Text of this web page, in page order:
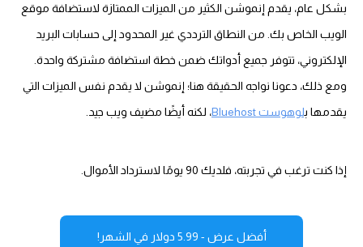
بشكل عام، يقدم إنموشن الكثير من الميزات الممتازة لاستضافة موقع
الويب الخاص بك. من النطاق الترددي غير المحدود إلى حسابات البريد
الإلكتروني، تتوفر جميع أدواتك ضمن خطة استضافة مشتركة واحدة.
ومع ذلك، دعونا نواجه الحقيقة هنا؛ إنموشن لا يقدم نفس الميزات التي
يقدمها بلوهوست Bluehost ، لكنه أيضًا مضيف ويب جيد.
إذا كنت ترغب في تجربته، فلديك 90 يومًا لاسترداد الأموال.
أفضل عرض - 5.99 دولار في الشهر!